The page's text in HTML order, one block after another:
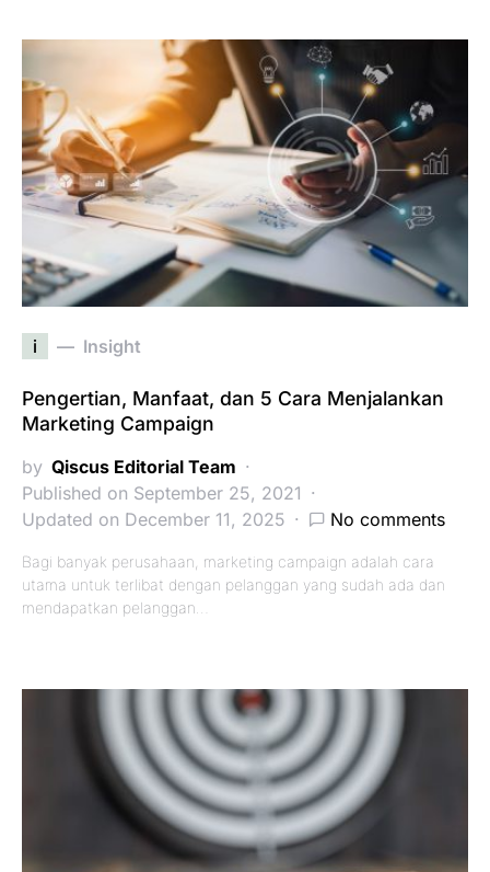
i Insight
Pengertian, Manfaat, dan 5 Cara Menjalankan
Marketing Campaign
by Qiscus Editorial Team
Published on September 25, 2021
Updated on December 11, 2025
No comments
Bagi banyak perusahaan, marketing campaign adalah cara
utama untuk terlibat dengan pelanggan yang sudah ada dan
mendapatkan pelanggan…